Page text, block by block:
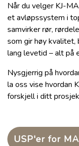
Når du velger KJ-
et avløpssystem i
samvirker rør,
som gir høy kvalitet,
lang levetid – alt på
Nysgjerrig på
la oss vise hvordan
forskjell i ditt
USP'er for